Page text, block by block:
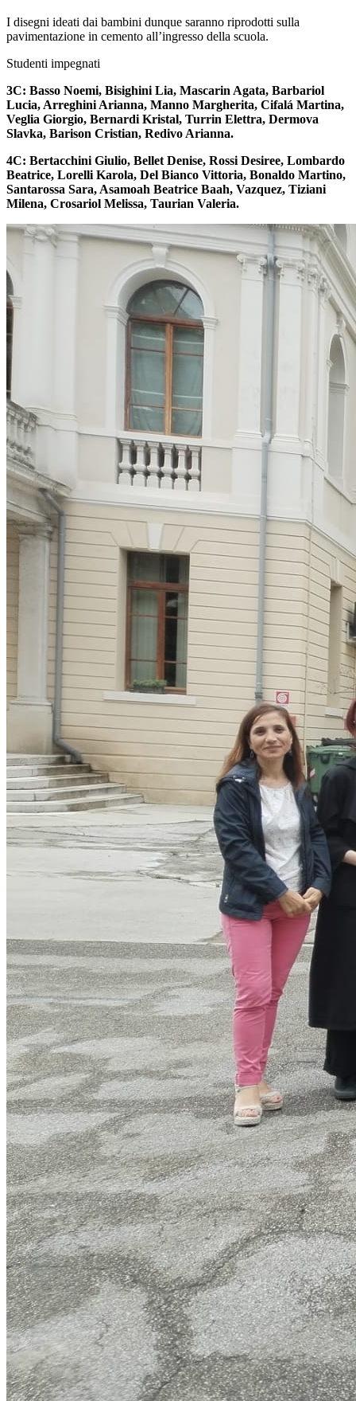
I disegni ideati dai bambini dunque saranno riprodotti sulla
pavimentazione in cemento all’ingresso della scuola.
Studenti impegnati
3C: Basso Noemi, Bisighini Lia, Mascarin Agata, Barbariol
Lucia, Arreghini Arianna, Manno Margherita, Cifalá Martina,
Veglia Giorgio, Bernardi Kristal, Turrin Elettra, Dermova
Slavka, Barison Cristian, Redivo Arianna.
4C: Bertacchini Giulio, Bellet Denise, Rossi Desiree, Lombardo
Beatrice, Lorelli Karola, Del Bianco Vittoria, Bonaldo Martino,
Santarossa Sara, Asamoah Beatrice Baah, Vazquez, Tiziani
Milena, Crosariol Melissa, Taurian Valeria.